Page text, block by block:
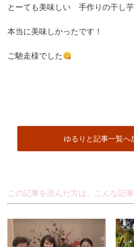
とーても美味しい 手作りの干し芋
本当に美味しかったです！
ご馳走様でした
ゆるりと記事一覧へ
この記事を読んだ方は、こんな記